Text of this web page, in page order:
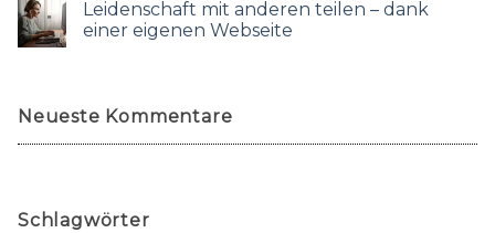
Leidenschaft mit anderen teilen – dank
einer eigenen Webseite
Neueste Kommentare
Schlagwörter